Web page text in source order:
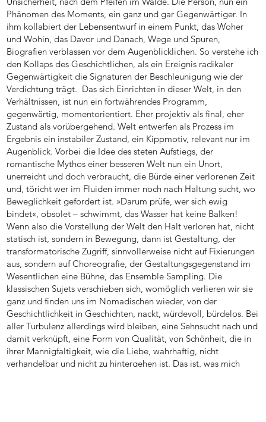
Phänomen des Moments, ein ganz und gar Gegenwärtiger. In
ihm kollabiert der Lebensentwurf in einem Punkt, das Woher
und Wohin, das Davor und Danach, Wege und Spuren,
Biografien verblassen vor dem Augenblicklichen. So verstehe ich
den Kollaps des Geschichtlichen, als ein Ereignis radikaler
Gegenwärtigkeit die Signaturen der Beschleunigung wie der
Verdichtung trägt. Das sich Einrichten in dieser Welt, in den
Verhältnissen, ist nun ein fortwährendes Programm,
gegenwärtig, momentorientiert. Eher projektiv als final, eher
Zustand als vorübergehend. Welt entwerfen als Prozess im
Ergebnis ein instabiler Zustand, ein Kippmotiv, relevant nur im
Augenblick. Vorbei die Idee des steten Aufstiegs, der
romantische Mythos einer besseren Welt nun ein Unort,
unerreicht und doch verbraucht, die Bürde einer verlorenen Zeit
und, töricht wer im Fluiden immer noch nach Haltung sucht, wo
Beweglichkeit gefordert ist. »Darum prüfe, wer sich ewig
bindet«, obsolet – schwimmt, das Wasser hat keine Balken!
Wenn also die Vorstellung der Welt den Halt verloren hat, nicht
statisch ist, sondern in Bewegung, dann ist Gestaltung, der
transformatorische Zugriff, sinnvollerweise nicht auf Fixierungen
aus, sondern auf Choreografie, der Gestaltungsgegenstand im
Wesentlichen eine Bühne, das Ensemble Sampling. Die
klassischen Sujets verschieben sich, womöglich verlieren wir sie
ganz und finden uns im Nomadischen wieder, von der
Geschichtlichkeit in Geschichten, nackt, würdevoll, bürdelos. Bei
aller Turbulenz allerdings wird bleiben, eine Sehnsucht nach und
damit verknüpft, eine Form von Qualität, von Schönheit, die in
ihrer Mannigfaltigkeit, wie die Liebe, wahrhaftig, nicht
verhandelbar und nicht zu hintergehen ist. Das ist, was mich